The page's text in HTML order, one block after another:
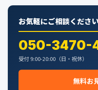
お気軽にご相談くださ
050-3470-
受付 9:00-20:00（日・祝休）
無料お